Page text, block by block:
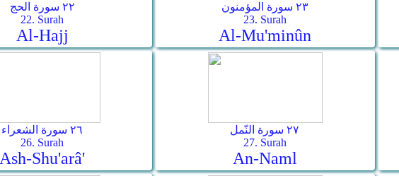
٢٢ سورة الحج
22. Surah
Al-Hajj
٢٣ سورة المؤمنون
23. Surah
Al-Mu'minûn
٢٦ سورة الشعراء
26. Surah
Ash-Shu'arâ'
٢٧ سورة النّمل
27. Surah
An-Naml